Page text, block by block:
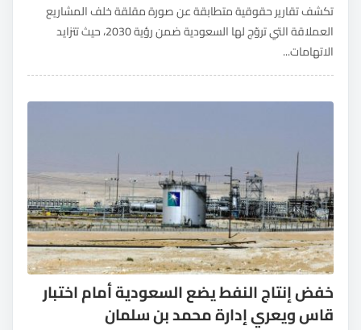
تكشف تقارير حقوقية متطابقة عن صورة مقلقة خلف المشاريع
العملاقة التي تروّج لها السعودية ضمن رؤية 2030، حيث تتزايد
الاتهامات...
خفض إنتاج النفط يضع السعودية أمام اختبار
قاس ويعري إدارة محمد بن سلمان